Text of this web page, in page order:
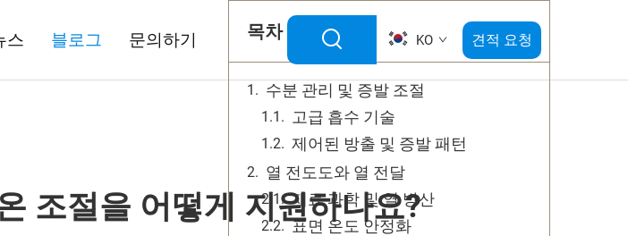
스 블로그 문의하기 KO 견적 요청
조절을 어떻게 지원하나요?
목차
수분 관리 및 증발 조절
고급 흡수 기술
제어된 방출 및 증발 패턴
열 전도도와 열 전달
재료 과학 및 열 방산
표면 온도 안정화